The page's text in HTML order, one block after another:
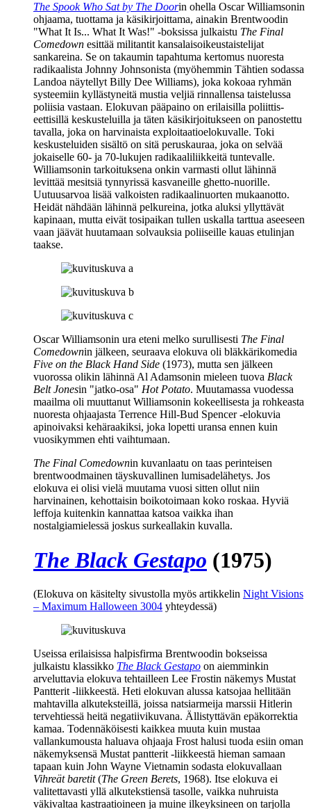
The Spook Who Sat by The Doorin ohella Oscar Williamsonin
ohjaama, tuottama ja käsikirjoittama, ainakin Brentwoodin
"What It Is... What It Was!" ‑boksissa julkaistu The Final
Comedown esittää militantit kansalaisoikeustaistelijat
sankareina. Se on takaumin tapahtuma kertomus nuoresta
radikaalista Johnny Johnsonista (myöhemmin Tähtien sodassa
Landoa näytellytBilly Dee Williams), joka kokoaa ryhmän
systeemiin kyllästyneitä mustia veljiä rinnallensa taistelussa
poliisia vastaan. Elokuvan pääpaino on erilaisilla poliittis-
eettisillä keskusteluilla ja täten käsikirjoitukseen on panostettu
tavalla, joka on harvinaista exploitaatioelokuvalle. Toki
keskusteluiden sisältö on sitä peruskauraa, joka on selvää
jokaiselle 60‑ ja 70‑lukujen radikaaliliikkeitä tuntevalle.
Williamsonin tarkoituksena onkin varmasti ollut lähinnä
levittää mesitsiä tynnyrissä kasvaneille ghetto-nuorille.
Uutuusarvoa lisää valkoisten radikaalinuorten mukaanotto.
Heidät nähdään lähinnä pelkureina, jotka aluksi yllyttävät
kapinaan, mutta eivät tosipaikan tullen uskalla tarttua aseeseen
vaan jäävät huutamaan solvauksia poliiseille kauas etulinjan
taakse.
Oscar Williamsonin ura eteni melko surullisesti The Final
Comedownin jälkeen, seuraava elokuva oli bläkkärikomedia
Five on the Black Hand Side (1973), mutta sen jälkeen
vuorossa olikin lähinnäAl Adamsonin mieleen tuova Black
Belt Jonesin "jatko‑osa" Hot Potato. Muutamassa vuodessa
maailma oli muuttanut Williamsonin kokeellisesta ja rohkeasta
nuoresta ohjaajasta Terrence Hill-Bud Spencer‑elokuvia
apinoivaksi kehäraakiksi, joka lopetti uransa ennen kuin
vuosikymmen ehti vaihtumaan.
The Final Comedownin kuvanlaatu on taas perinteisen
brentwoodmainen täyskuvallinen lumisadelähetys. Jos
elokuva ei olisi vielä muutama vuosi sitten ollut niin
harvinainen, kehottaisin boikotoimaan koko roskaa. Hyviä
leffoja kuitenkin kannattaa katsoa vaikka ihan
nostalgiamielessä joskus surkeallakin kuvalla.
The Black Gestapo (1975)
(Elokuva on käsitelty sivustolla myös artikkelin Night Visions
– Maximum Halloween 3004 yhteydessä)
Useissa erilaisissa halpisfirma Brentwoodin bokseissa
julkaistu klassikko The Black Gestapo on aiemminkin
arveluttavia elokuva tehtailleen Lee Frostin näkemys Mustat
Pantterit ‑liikkeestä. Heti elokuvan alussa katsojaa hellitään
mahtavilla alkuteksteillä, joissa natsiarmeija marssii Hitlerin
tervehtiessä heitä negatiivikuvana. Ällistyttävän epäkorrektia
kamaa. Todennäköisesti kaikkea muuta kuin mustaa
vallankumousta haluava ohjaaja Frost halusi tuoda esiin oman
näkemyksensä Mustat pantterit ‑liikkeestä hieman samaan
tapaan kuin John Wayne Vietnamin sodasta elokuvallaan
Vihreät baretit(The Green Berets, 1968). Itse elokuva ei
valitettavasti yllä alkutekstiensä tasolle, vaikka nuhruista
väkivaltaa kastraatioineen ja muine ilkeyksineen on tarjolla